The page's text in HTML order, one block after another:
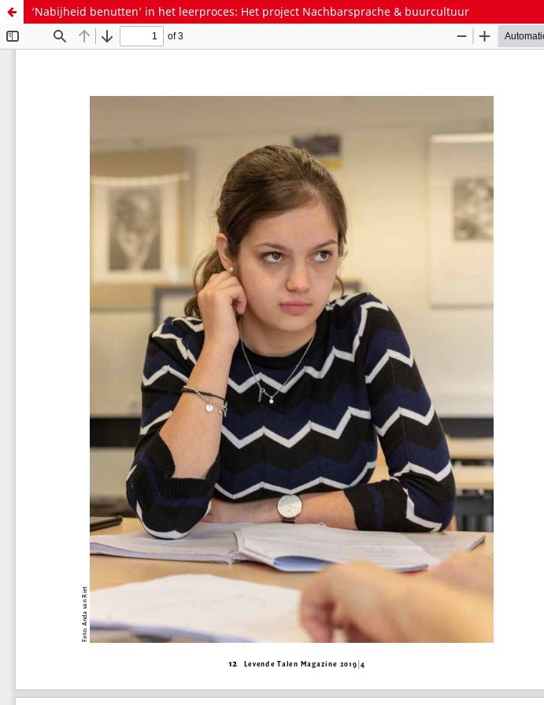
‘Nabijheid benutten’ in het leerproces: Het project Nachbarsprache & buurcultuur